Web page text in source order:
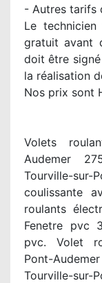
- Autres tarifs
Le
gratuit avant
doit être
la réalisation
Nos prix sont
Volets
Audemer
Tourville-
coulissante
roulants
Fenetre pvc
pvc. Volet
Pont-
Tourville-sur-